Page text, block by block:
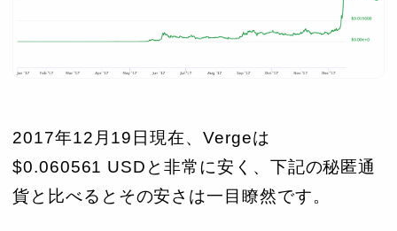
2017年12月19日現在、Vergeは
$0.060561 USDと非常に安く、下記の秘匿通
貨と比べるとその安さは一目瞭然です。